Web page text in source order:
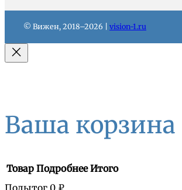
© Вижен, 2018–2026 | vision-1.ru
Ваша корзина
Товар Подробнее Итого
Подытог 0 ₽